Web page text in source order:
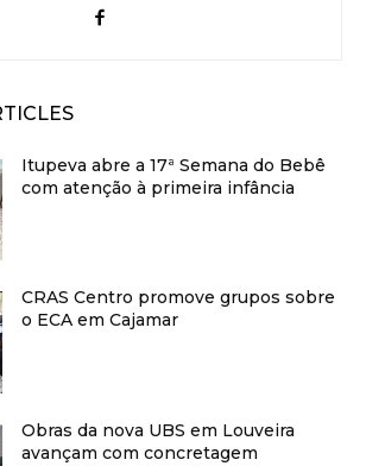
Itupeva abre a 17ª Semana do Bebê
com atenção à primeira infância
CRAS Centro promove grupos sobre
o ECA em Cajamar
Obras da nova UBS em Louveira
avançam com concretagem